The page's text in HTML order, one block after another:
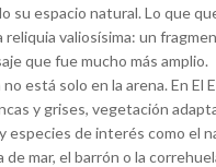
su espacio natural. Lo que
reliquia valiosísima: un
que fue mucho más amplio.
no está solo en la arena. En El
y grises, vegetación
especies de interés como el
de mar, el barrón o la